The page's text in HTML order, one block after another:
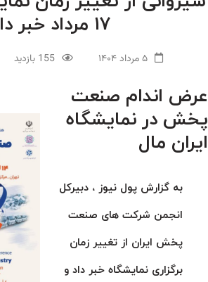
17 مرداد خبر داد
۵ مرداد ۱۴۰۴ 155 بازدید
عرض اندام صنعت
پخش در نمایشگاه
ایران مال
به گزارش پول نیوز ، دبیرکل
انجمن شرکت های صنعت
پخش ایران از تغییر زمان
برگزاری نمایشگاه خبر داد و